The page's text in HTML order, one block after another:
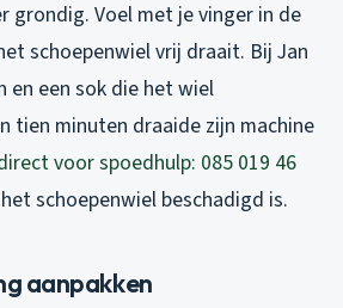
grondig. Voel met je vinger in de
schoepenwiel vrij draait. Bij Jan
en een sok die het wiel
tien minuten draaide zijn machine
voor spoedhulp: 085 019 46
schoepenwiel beschadigd is.
aanpakken